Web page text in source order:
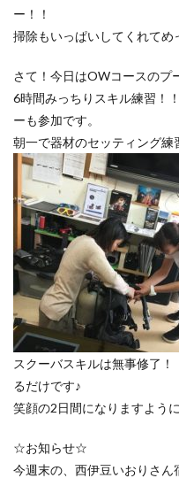
ー！！
掃除もいっぱいしてくれて
さて！今日はOWコースのプ
6時間みっちりスキル練習！
ーも参加です。
朝一で器材のセッティング練
スクーバスキルは無事修了
るだけです♪
笑顔の2日間になりますよう
☆お知らせ☆
今週末の、西伊豆いおりさん